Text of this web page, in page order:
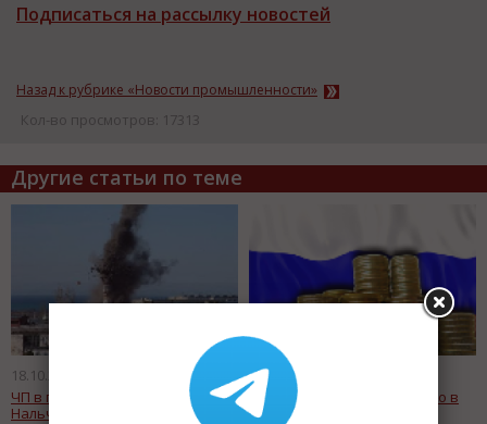
Подписаться на рассылку новостей
Назад к рубрике «Новости промышленности»
Кол-во просмотров: 17313
Другие статьи по теме
18.10.2011
ЧП в газовой котельной
Нальчика
18.10.2011
Росстат: Промпроизводство в
России в сентябре упало